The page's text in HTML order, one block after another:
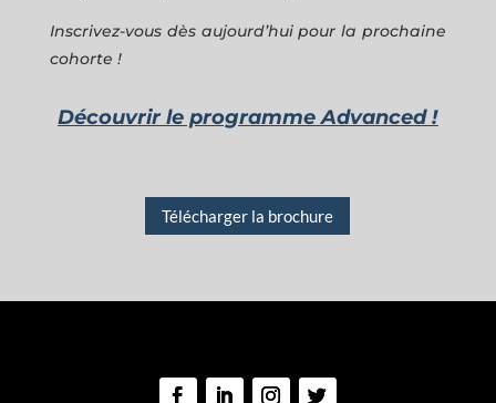
Inscrivez-vous dès aujourd’hui pour la prochaine
cohorte !
Découvrir le programme Advanced !
Télécharger la brochure